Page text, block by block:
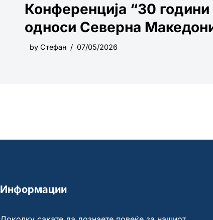
Конференција “30 години
односи Северна
by Стефан 07/05/2026
Информации